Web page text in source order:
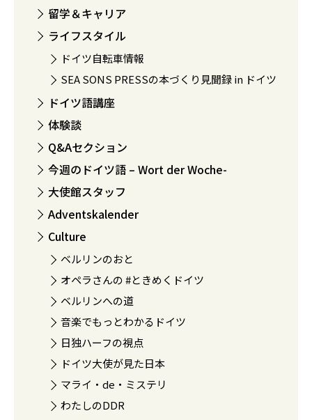
留学＆キャリア
ライフスタイル
ドイツ自転車情報
SEA SONS PRESSの本づくり見聞録 in ドイツ
ドイツ語講座
体験談
Q&Aセクション
今週のドイツ語 – Wort der Woche-
大使館スタッフ
Adventskalender
Culture
ベルリンのおと
オペラさんの #ときめくドイツ
ベルリンへの道
音楽でもっとわかるドイツ
日独ハーフの視点
ドイツ大使が見た日本
マライ・de・ミステリ
わたしのDDR